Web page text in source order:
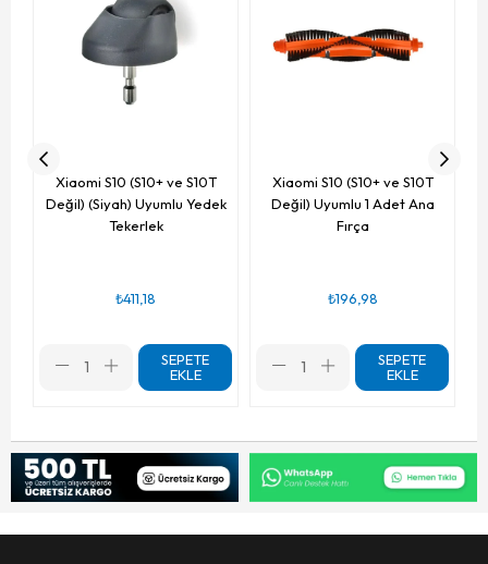
Xiaomi S10 (S10+ ve S10T
Değil) (Siyah) Uyumlu Yedek
Tekerlek
₺411,18
SEPETE
EKLE
Xiaomi S10 (S10+ ve S10T
Değil) Uyumlu 1 Adet Ana
Fırça
₺196,98
SEPETE
EKLE